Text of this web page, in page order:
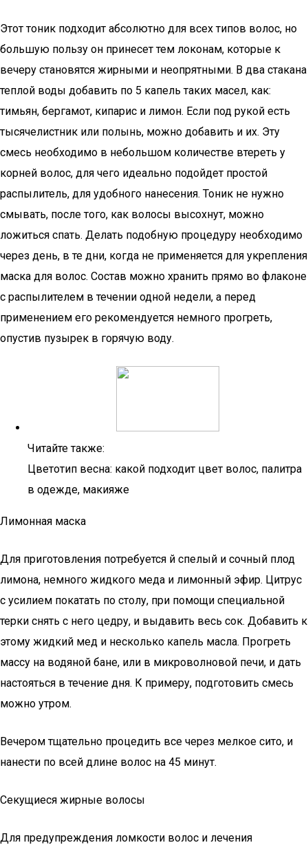
Этот тоник подходит абсолютно для всех типов волос, но
большую пользу он принесет тем локонам, которые к
вечеру становятся жирными и неопрятными. В два стакана
теплой воды добавить по 5 капель таких масел, как:
тимьян, бергамот, кипарис и лимон. Если под рукой есть
тысячелистник или полынь, можно добавить и их. Эту
смесь необходимо в небольшом количестве втереть у
корней волос, для чего идеально подойдет простой
распылитель, для удобного нанесения. Тоник не нужно
смывать, после того, как волосы высохнут, можно
ложиться спать. Делать подобную процедуру необходимо
через день, в те дни, когда не применяется для укрепления
маска для волос. Состав можно хранить прямо во флаконе
с распылителем в течении одной недели, а перед
применением его рекомендуется немного прогреть,
опустив пузырек в горячую воду.
Читайте также:
Цветотип весна: какой подходит цвет волос, палитра
в одежде, макияже
Лимонная маска
Для приготовления потребуется й спелый и сочный плод
лимона, немного жидкого меда и лимонный эфир. Цитрус
с усилием покатать по столу, при помощи специальной
терки снять с него цедру, и выдавить весь сок. Добавить к
этому жидкий мед и несколько капель масла. Прогреть
массу на водяной бане, или в микроволновой печи, и дать
настояться в течение дня. К примеру, подготовить смесь
можно утром.
Вечером тщательно процедить все через мелкое сито, и
нанести по всей длине волос на 45 минут.
Секущиеся жирные волосы
Для предупреждения ломкости волос и лечения